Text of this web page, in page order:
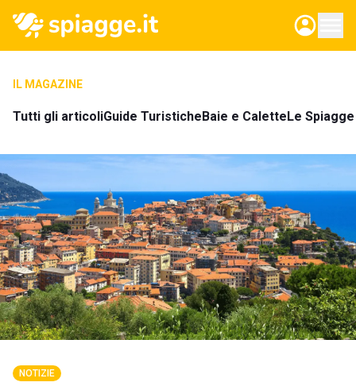
IL MAGAZINE
Tutti gli articoliGuide TuristicheBaie e CaletteLe
NOTIZIE